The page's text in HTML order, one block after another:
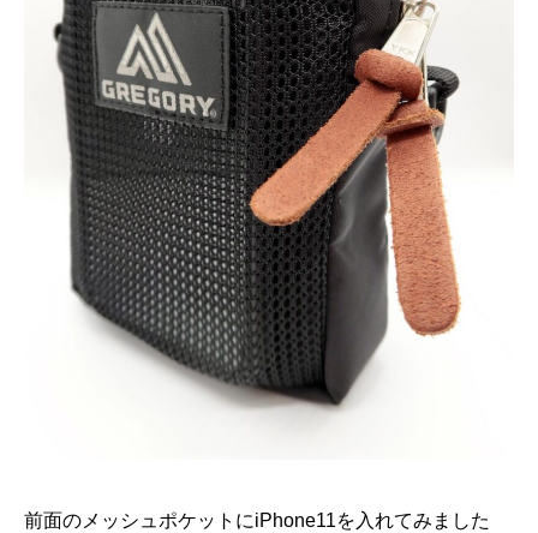
前面のメッシュポケットにiPhone11を入れてみました